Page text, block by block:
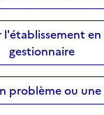
l'établissement
gestionnaire
problème ou